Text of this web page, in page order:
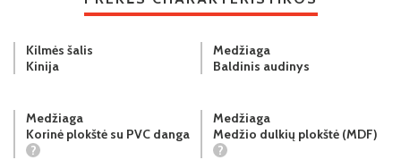
Kilmės šalis
Kinija
Medžiaga
Baldinis audinys
Medžiaga
Korinė plokštė su PVC danga
?
Medžiaga
Medžio dulkių plokštė (MDF)
?